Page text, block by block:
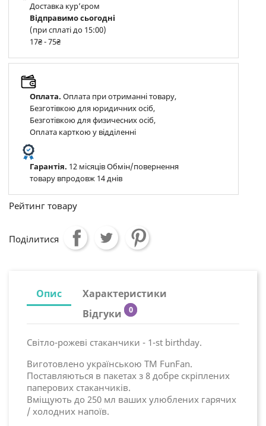
Доставка курʼєром
Відправимо сьогодні
(при сплаті до 15:00)
17₴ - 75₴
Оплата. Оплата при отриманні товару,
Безготівкою для юридичних осіб,
Безготівкою для физичесних осіб,
Оплата карткою у відділенні
Гарантія. 12 місяців Обмін/повернення
товару впродовж 14 днів
Рейтинг товару
Поділитися
Опис
Характеристики
Відгуки
0
Світло-рожеві стаканчики - 1-st birthday.
Виготовлено українською ТМ FunFan.
Поставляються в пакетах з 8 добре скріплених
паперових стаканчиків.
Вміщують до 250 мл ваших улюблених гарячих
/ холодних напоїв.